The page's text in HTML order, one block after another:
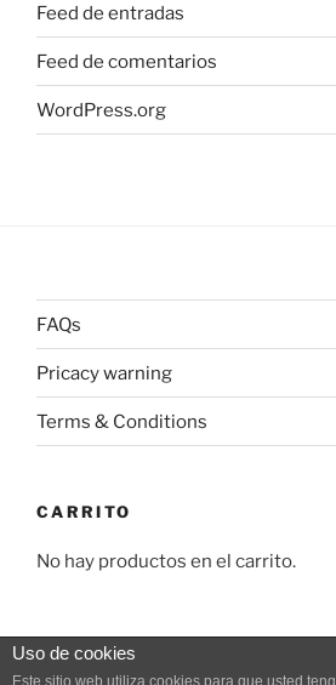
Feed de entradas
Feed de comentarios
WordPress.org
FAQs
Pricacy warning
Terms & Conditions
CARRITO
No hay productos en el carrito.
Uso de cookies
Este sitio web utiliza cookies para que usted